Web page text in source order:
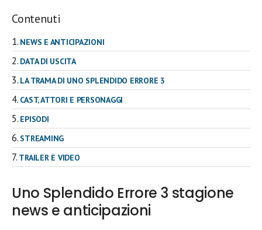
Contenuti
NEWS E ANTICIPAZIONI
DATA DI USCITA
LA TRAMA DI UNO SPLENDIDO ERRORE 3
CAST, ATTORI E PERSONAGGI
EPISODI
STREAMING
TRAILER E VIDEO
Uno Splendido Errore 3 stagione
news e anticipazioni